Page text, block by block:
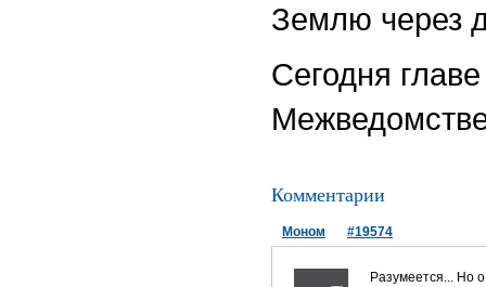
Землю через
Сегодня
Комментарии
Моном #19574
Разумеется... Но